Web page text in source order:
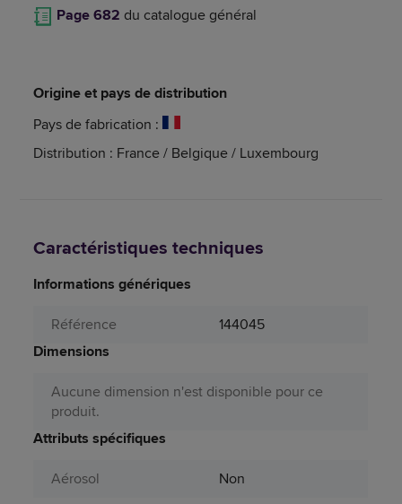
Page 682 du catalogue général
Origine et pays de distribution
Pays de fabrication :
Distribution : France / Belgique / Luxembourg
Caractéristiques techniques
Informations génériques
Référence
144045
Dimensions
Aucune dimension n'est disponible pour ce
produit.
Attributs spécifiques
Aérosol
Non